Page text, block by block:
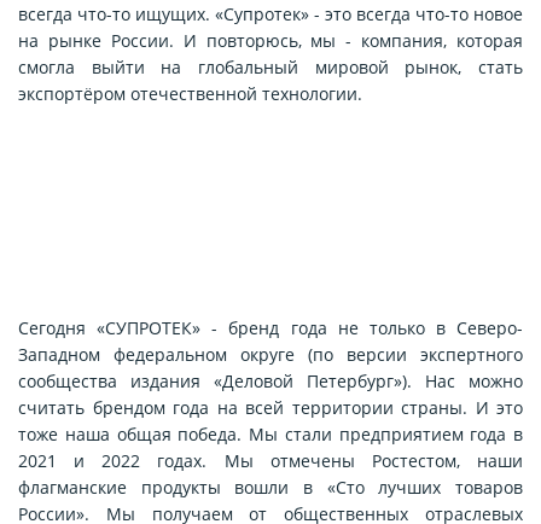
всегда что-то ищущих. «Супротек» - это всегда что-то новое
на рынке России. И повторюсь, мы - компания, которая
смогла выйти на глобальный мировой рынок, стать
экспортёром отечественной технологии.
Сегодня «СУПРОТЕК» - бренд года не только в Северо-
Западном федеральном округе (по версии экспертного
сообщества издания «Деловой Петербург»). Нас можно
считать брендом года на всей территории страны. И это
тоже наша общая победа. Мы стали предприятием года в
2021 и 2022 годах. Мы отмечены Ростестом, наши
флагманские продукты вошли в «Сто лучших товаров
России». Мы получаем от общественных отраслевых